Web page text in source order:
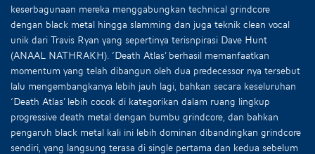
keserbagunaan mereka menggabungkan technical grindcore
dengan black metal hingga slamming dan juga teknik clean vocal
unik dari Travis Ryan yang sepertinya terisnpirasi Dave Hunt
(ANAAL NATHRAKH). ‘Death Atlas’ berhasil memanfaatkan
momentum yang telah dibangun oleh dua predecessor nya tersebut
lalu mengembangkanya lebih jauh lagi, bahkan secara keseluruhan
‘Death Atlas’ lebih cocok di kategorikan dalam ruang lingkup
progressive death metal dengan bumbu grindcore, dan bahkan
pengaruh black metal kali ini lebih dominan dibandingkan grindcore
sendiri, yang langsung terasa di single pertama dan kedua sebelum